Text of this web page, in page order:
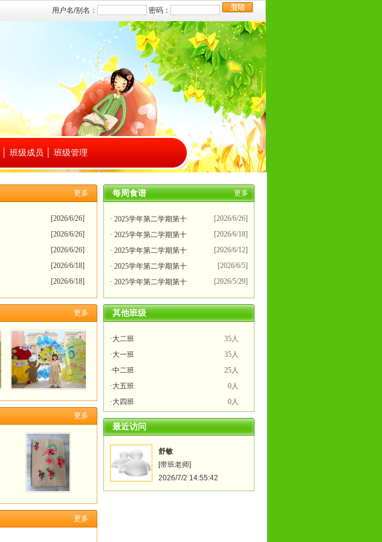
班级成员 班级管理
更多
[2026/6/26]
[2026/6/26]
[2026/6/26]
[2026/6/18]
[2026/6/18]
更多
更多
更多
每周食谱 更多
· 2025学年第二学期第十
[2026/6/26]
· 2025学年第二学期第十
[2026/6/18]
· 2025学年第二学期第十
[2026/6/12]
· 2025学年第二学期第十
[2026/6/5]
· 2025学年第二学期第十
[2026/5/29]
其他班级
·大二班
35人
·大一班
35人
·中二班
25人
·大五班
0人
·大四班
0人
·大三班
0人
·大二班
0人
·大四班
·大二班（2020年）
最近访问
舒敏
[带班老师]
2026/7/2 14:55:42